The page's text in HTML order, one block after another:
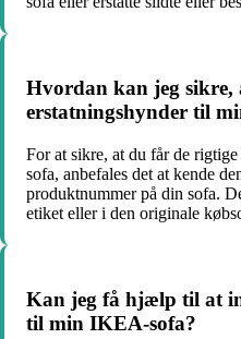
Hvordan kan jeg sikre,
erstatningshynder til
For at sikre, at du får de
sofa, anbefales det at kende
produktnummer på din sofa.
etiket eller i den originale
Kan jeg få hjælp til at
til min IKEA-sofa?